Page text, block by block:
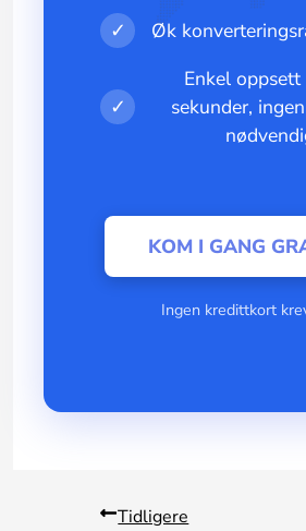
✓
Øk
✓
Enkel
sekunder,
KOM I GANG
Ingen kredittkort
Tidligere